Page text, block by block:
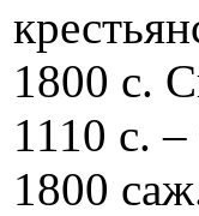
1800 с.
1110 с.
1800